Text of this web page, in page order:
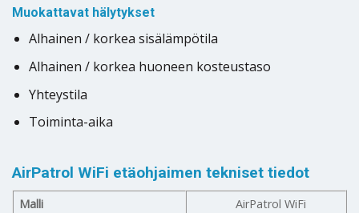
Muokattavat hälytykset
Alhainen / korkea sisälämpötila
Alhainen / korkea huoneen kosteustaso
Yhteystila
Toiminta-aika
AirPatrol WiFi etäohjaimen tekniset tiedot
Malli
AirPatrol WiFi